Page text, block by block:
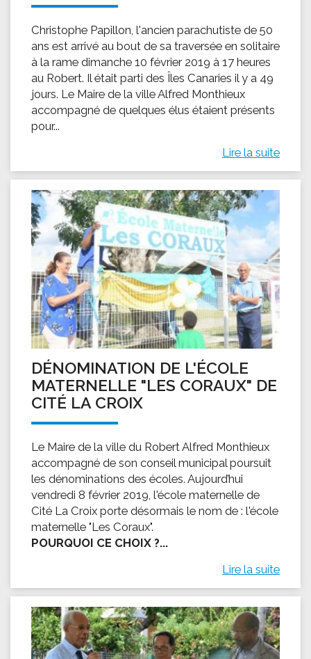
Christophe Papillon, l'ancien parachutiste de 50
ans est arrivé au bout de sa traversée en solitaire
à la rame dimanche 10 février 2019 à 17 heures
au Robert. Il était parti des Îles Canaries il y a 49
jours. Le Maire de la ville Alfred Monthieux
accompagné de quelques élus étaient présents
pour...
Lire la suite
DÉNOMINATION DE L'ÉCOLE
MATERNELLE "LES CORAUX" DE
CITÉ LA CROIX
Le Maire de la ville du Robert Alfred Monthieux
accompagné de son conseil municipal poursuit
les dénominations des écoles. Aujourd’hui
vendredi 8 février 2019, l'école maternelle de
Cité La Croix porte désormais le nom de : l'école
maternelle "Les Coraux".
POURQUOI CE CHOIX ?...
Lire la suite